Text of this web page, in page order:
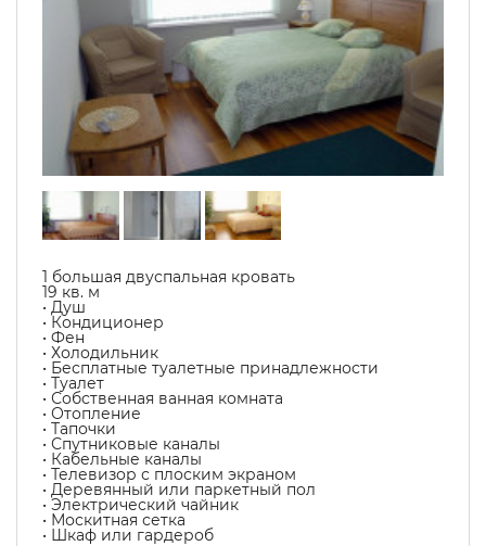
1 большая двуспальная кровать
19 кв. м
• Душ
• Кондиционер
• Фен
• Холодильник
• Бесплатные туалетные принадлежности
• Туалет
• Собственная ванная комната
• Отопление
• Тапочки
• Спутниковые каналы
• Кабельные каналы
• Телевизор с плоским экраном
• Деревянный или паркетный пол
• Электрический чайник
• Москитная сетка
• Шкаф или гардероб